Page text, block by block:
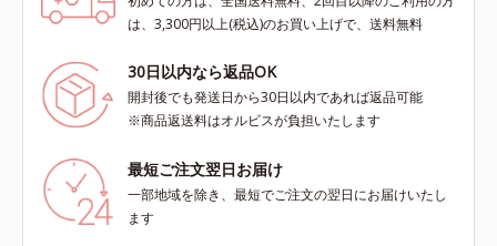
は、3,300円以上(税込)のお買い上げで、送料無料
30日以内なら返品OK
開封後でも発送日から30日以内であれば返品可能
※商品返送料はオルビスが負担いたします
最短ご注文翌日お届け
一部地域を除き、最短でご注文の翌日にお届けいたし
ます